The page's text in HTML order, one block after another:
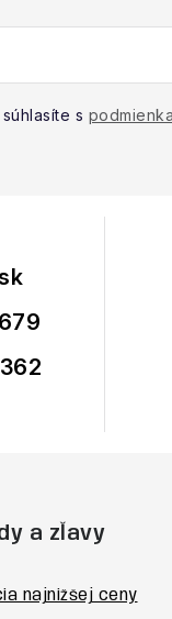
s
a zľavy
najnižšej ceny